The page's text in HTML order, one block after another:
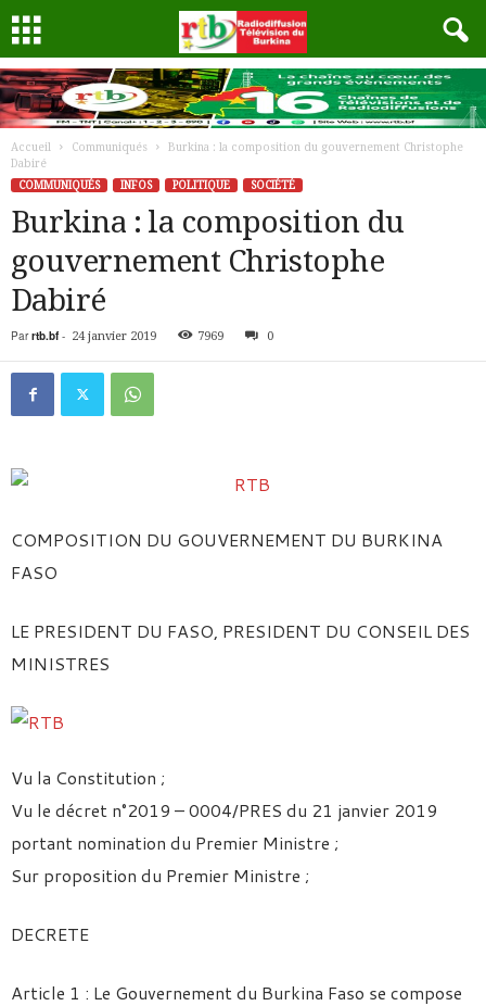
Accueil Communiqués
Burkina : la composition du gouvernement Christophe
Dabiré
COMMUNIQUÉS
INFOS POLITIQUE SOCIÉTÉ
Burkina : la composition du
gouvernement Christophe
Dabiré
Par rtb.bf- 24 janvier 2019 7969 0
COMPOSITION DU GOUVERNEMENT DU BURKINA
FASO
LE PRESIDENT DU FASO, PRESIDENT DU CONSEIL DES
MINISTRES
Vu la Constitution ;
Vu le décret n°2019 – 0004/PRES du 21 janvier 2019
portant nomination du Premier Ministre ;
Sur proposition du Premier Ministre ;
DECRETE
Article 1 : Le Gouvernement du Burkina Faso se compose